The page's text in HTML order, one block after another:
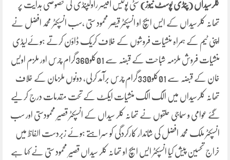
کلرسیداں (پنڈی پوسٹ نیوز) سٹی پولیس آفیسر راولپنڈی کی خصوصی ہدایت پر
تھانہ کلرسیداں کے ایس ایچ او انسپکٹر قیصر محمود ستی ،سب انسپکٹر محمد افضل نے
اپنی ٹیم کے ہمراہ منشیات فروشوں کے خلاف کریک ڈاؤن کرتے ہوئےلیڈی
منشیات فروش ملزمہ شباحت کے قبضہ سے 01کلو360گرام چرس اور ملزم اویس
خان کے قبضہ سے 01کلو330گرام چرس برآمد کرلی، دونوں ملزمان کے خلاف
تھانہ کلرسیداں میں الگ الگ منشیات ایکٹ کے تحت مقدمات درج کر لیے
گئے عوامی و سماجی حلقوں نے تھانہ کلر سیداں کے انسپکٹر قصیر محمودستی اور سب
انسپکٹر ملک محمد افضل کی شاندار کارکردگی کو سراہتے ہوئے زبردست الفاظ میں
خراج تحسین پیش کیا انسپکٹر ایس ایچ او تھانہ کلر سیداں قصیر محمود ستی نے کہا ہے